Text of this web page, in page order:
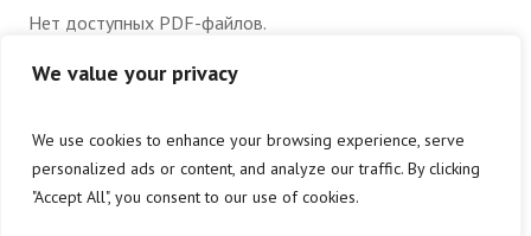
We value your privacy
We use cookies to enhance your browsing experience, serve
personalized ads or content, and analyze our traffic. By clicking
"Accept All", you consent to our use of cookies.
Нет доступных PDF-файлов.
Документы в JPEG:
Загрузить документы (прочие):
Нет доступных данных.